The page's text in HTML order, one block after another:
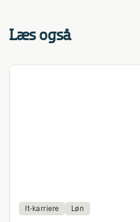
Læs også
It-karriere Løn